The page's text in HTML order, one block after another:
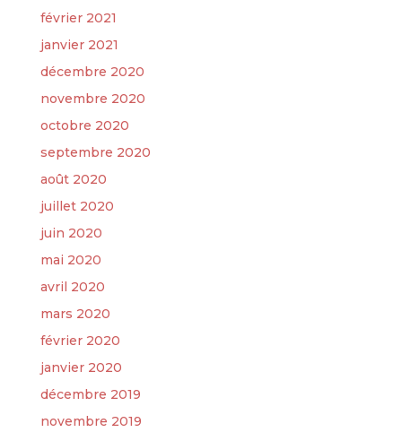
février 2021
janvier 2021
décembre 2020
novembre 2020
octobre 2020
septembre 2020
août 2020
juillet 2020
juin 2020
mai 2020
avril 2020
mars 2020
février 2020
janvier 2020
décembre 2019
novembre 2019